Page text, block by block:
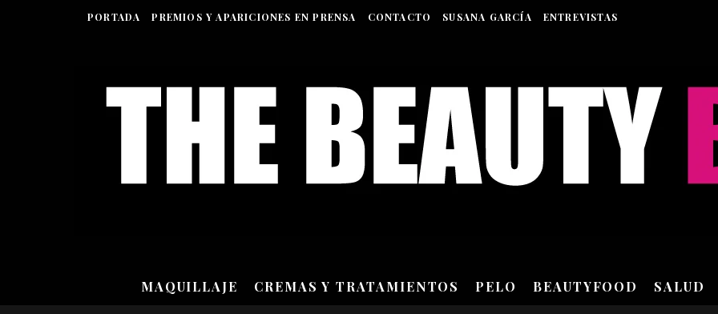
PORTADA PREMIOS Y APARICIONES EN PRENSA CONTACTO SUSANA GARCÍA ENTREVISTAS
MAQUILLAJE CREMAS Y TRATAMIENTOS PELO BEAUTYFOOD SALUD